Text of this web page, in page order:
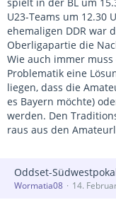
U23-Teams um 12.30
ehemaligen DDR war
Oberligapartie die
Wie auch immer
Problematik eine
liegen, dass die
es Bayern möchte)
werden. Den
raus aus den
Oddset-
Wormatia08 14.